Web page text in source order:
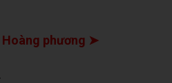
Hoàng phương ➤